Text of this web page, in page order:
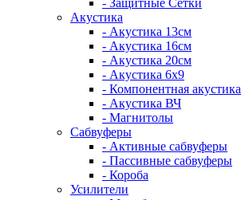
- Защитные Сетки
Акустика
- Акустика 13см
- Акустика 16см
- Акустика 20см
- Акустика 6x9
- Компонентная акустика
- Акустика ВЧ
- Магнитолы
Сабвуферы
- Активные сабвуферы
- Пассивные сабвуферы
- Короба
Усилители